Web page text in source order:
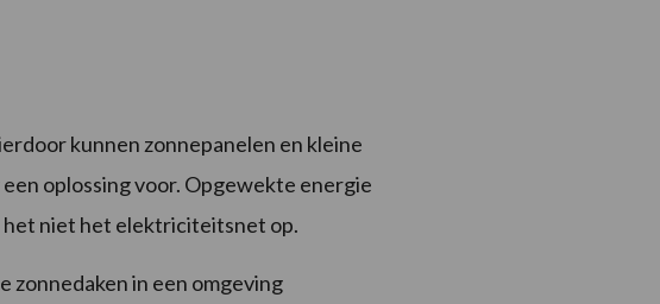
kunnen zonnepanelen en kleine
oplossing voor. Opgewekte energie
niet het elektriciteitsnet op.
in een omgeving